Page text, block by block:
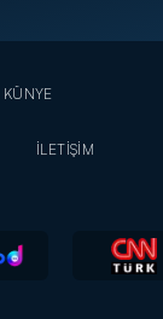
KÜNYE
İLETİŞİM